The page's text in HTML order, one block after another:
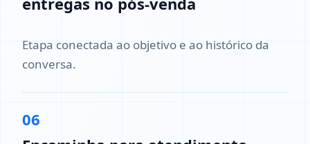
Etapa conectada ao objetivo e ao histórico da
conversa.
06